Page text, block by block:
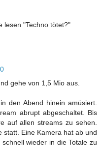
lesen "Techno tötet?"
gehe von 1,5 Mio aus.
den Abend hinein amüsiert.
abrupt abgeschaltet. Bis
auf allen streams zu sehen.
statt. Eine Kamera hat ab und
wieder in die Totale zu